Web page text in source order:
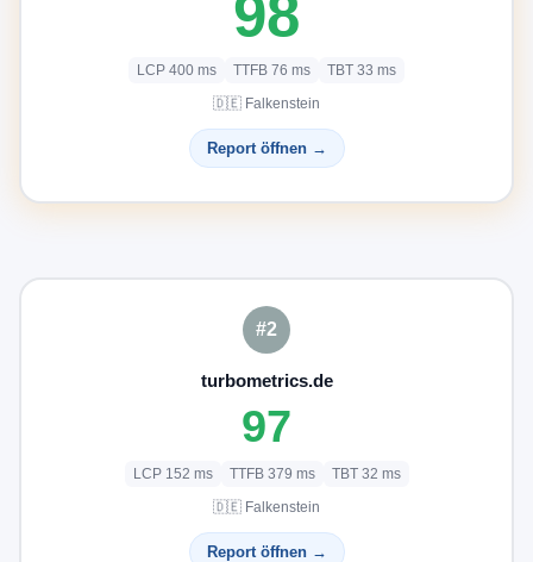
#2
turbometrics.de
97
LCP 152 ms TTFB 379 ms
TBT 32 ms
🇩🇪 Falkenstein
Report öffnen →
98
LCP 400 ms TTFB 76 ms
TBT 33 ms
🇩🇪 Falkenstein
Report öffnen →